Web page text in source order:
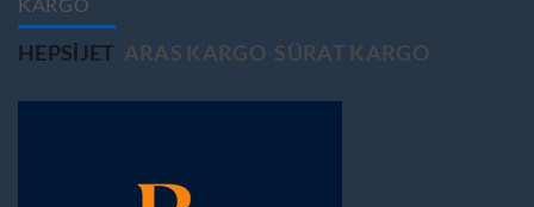
KARGO
HEPSIJET ARAS KARGO SÜRAT KARGO